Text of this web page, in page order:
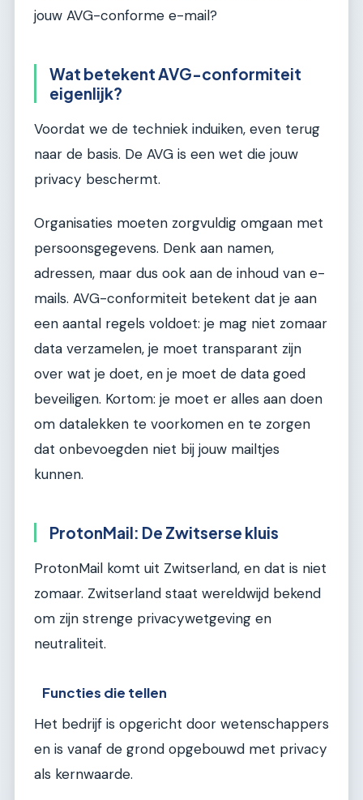
jouw AVG-conforme e-mail?
Wat betekent AVG-conformiteit
eigenlijk?
Voordat we de techniek induiken, even terug
naar de basis. De AVG is een wet die jouw
privacy beschermt.
Organisaties moeten zorgvuldig omgaan met
persoonsgegevens. Denk aan namen,
adressen, maar dus ook aan de inhoud van e-
mails. AVG-conformiteit betekent dat je aan
een aantal regels voldoet: je mag niet zomaar
data verzamelen, je moet transparant zijn
over wat je doet, en je moet de data goed
beveiligen. Kortom: je moet er alles aan doen
om datalekken te voorkomen en te zorgen
dat onbevoegden niet bij jouw mailtjes
kunnen.
ProtonMail: De Zwitserse kluis
ProtonMail komt uit Zwitserland, en dat is niet
zomaar. Zwitserland staat wereldwijd bekend
om zijn strenge privacywetgeving en
neutraliteit.
Functies die tellen
Het bedrijf is opgericht door wetenschappers
en is vanaf de grond opgebouwd met privacy
als kernwaarde.